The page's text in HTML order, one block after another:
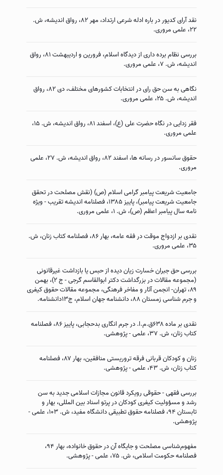
نقد آراى كدیور در باره ادله شرعى ارتداد، مهر ۸۲، رواق اندیشه، ش.
۲۲، علمی مروری.
بررسى نظام برده دارى از دیدگاه اسلام، فرورین و اردیبهشت ۸۱، رواق
اندیشه، ش. ۷، علمی مروری.
نگاهى به سن حق راى در انتخابات كشورهاى مختلف، دى ۸۲، رواق
اندیشه، ش. ۲۵، علمی مروری.
فقر زدایى در نگاه حضرت على (ع)، اسفند ۸۱، رواق اندیشه، ش. ۱۵،
علمی مروری.
حقوق سانسور در رسانه ها، اسفند ۸۲، رواق اندیشه، ش. ۲۷، علمی
مروری.
جامعیت شریعت پیامبر گرامی اسلام (ص) (نقش مصلحت در تحقق
جامعیت شریعت پیامبر)، پاییز ۱۳۸۵، فصلنامه اندیشه تقریب - ویژه
نامه سال پیامبر اعظم (ص)، ش. ۱، علمی مروری.
نقدی بر ازدواج موقت در فقه عامه، بهار ۸۶، فصلنامه كتاب زنان، ش.
۳۵، علمی مروری.
بررسی حق جبران خسارت زیان دیده از حبس یا بازداشت غیرقانونی
(مجموعه مقالات در بزرگداشت دکتر ابوالقاسم گرجی - ج ۲)، بهمن
۸۹، تهران- انجمن آثار و مفاخر فرهنگی، مجموعه مقالات حقوق کیفری
و جرم شناسی زمستان ۸۸، دانشنامه جهان اسلام، ج۱۳دانشنامه.
نقدی بر ماده ۶۳۸ق.م.ا. در جرم انگاری بدحجابی، پاییز ۸۶، فصلنامه
كتاب زنان، ش. ۳۷، علمی - پژوهشی.
زنان و کودکان قربانی فرقه تروریستی منافقین، بهار ۸۷، فصلنامه
كتاب زنان، ش. ۴۳، علمی - پژوهشی.
بررسی فقهی - حقوقی رویکرد قانون مجازات اسلامی جدید به سن
رشد و مسؤولیت کیفری کودکان در پرتو اسناد بین المللی، بهار و
تابستان ۹۴، فصلنامه حقوق تطبیقی دانشگاه مفید، ش. ۱۰۳، علمی -
پژوهشی.
مفهوم‌شناسی مصلحت و جایگاه آن در حقوق خانواده، بهار ۹۴،
فصلنامه حکومت اسلامی، ش. ۷۵، علمی - پژوهشی.